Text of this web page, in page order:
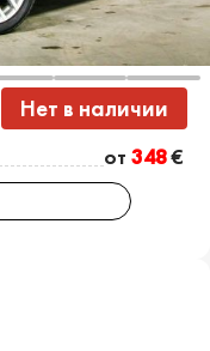
Нет в наличии
от 348€